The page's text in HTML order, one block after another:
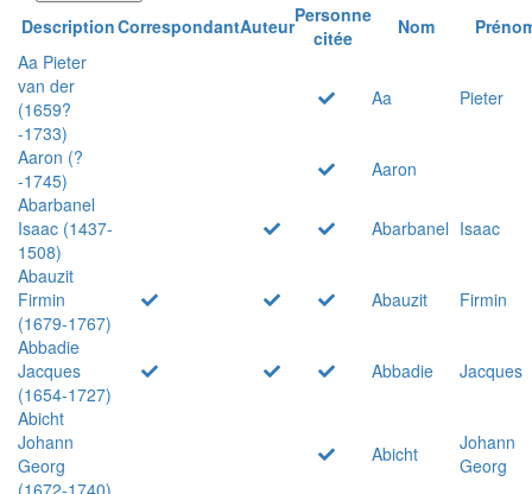
DescriptionCorrespondantAuteurPersonne
citée
Nom
Aa Pieter
van der
(1659?
-1733)
Aa Pieter
Aaron (?
-1745)
Aaron
Abarbanel
Isaac (1437-
1508)
Abarbanel Isaac
Abauzit
Firmin
(1679-1767)
Abauzit
Firmin
Abbadie
Jacques
(1654-1727)
Abbadie
Jacques
Abicht
Johann
Georg
(1672-1740)
Abicht
Johann
Georg